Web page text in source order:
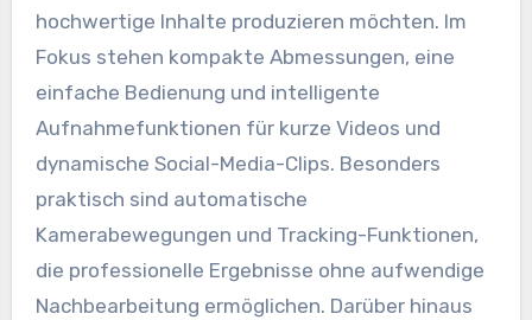
hochwertige Inhalte produzieren möchten. Im
Fokus stehen kompakte Abmessungen, eine
einfache Bedienung und intelligente
Aufnahmefunktionen für kurze Videos und
dynamische Social-Media-Clips. Besonders
praktisch sind automatische
Kamerabewegungen und Tracking-Funktionen,
die professionelle Ergebnisse ohne aufwendige
Nachbearbeitung ermöglichen. Darüber hinaus